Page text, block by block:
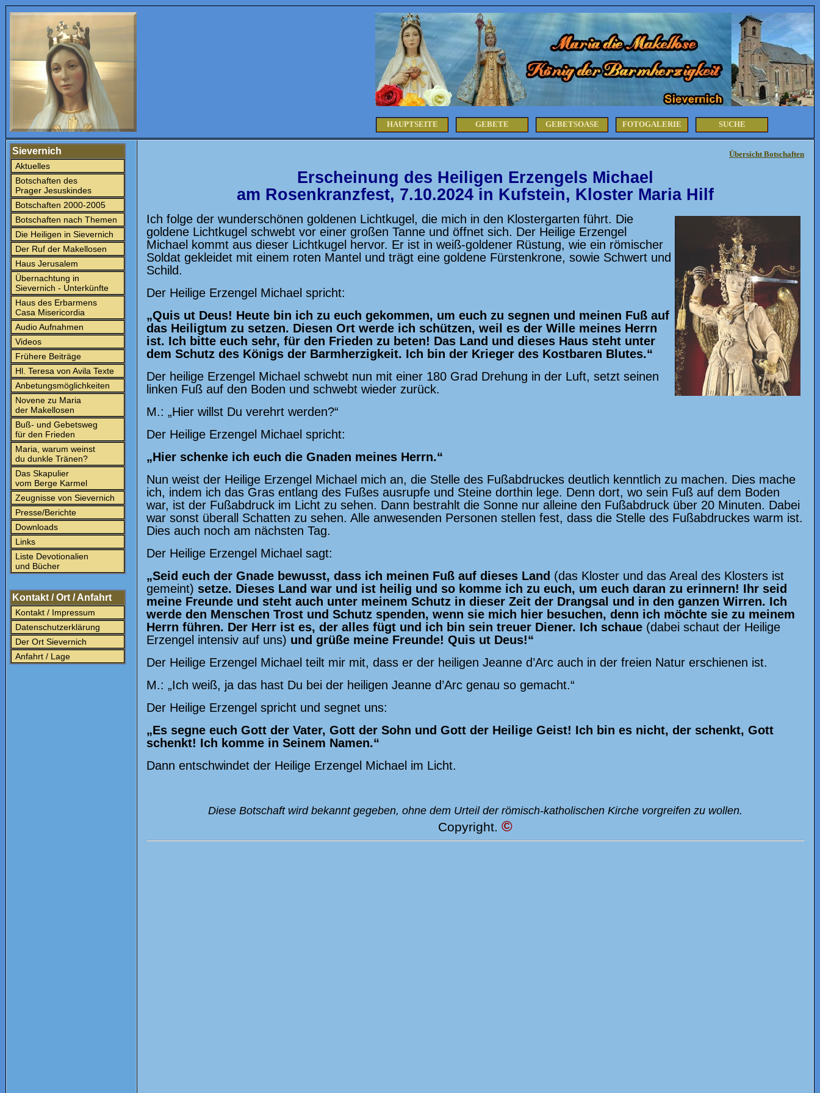
HAUPTSEITE GEBETE GEBETSOASE FOTOGALERIE SUCHE
Sievernich
Aktuelles
Botschaften des
Prager Jesuskindes
Botschaften 2000-2005
Botschaften nach Themen
Die Heiligen in Sievernich
Der Ruf der Makellosen
Haus Jerusalem
Übernachtung in
Sievernich - Unterkünfte
Haus des Erbarmens
Casa Misericordia
Audio Aufnahmen
Videos
Frühere Beiträge
Hl. Teresa von Avila Texte
Anbetungsmöglichkeiten
Novene zu Maria
der Makellosen
Buß- und Gebetsweg
für den Frieden
Maria, warum weinst
du dunkle Tränen?
Das Skapulier
vom Berge Karmel
Zeugnisse von Sievernich
Presse/Berichte
Downloads
Links
Liste Devotionalien
und Bücher
Kontakt / Ort / Anfahrt
Kontakt / Impressum
Datenschutzerklärung
Der Ort Sievernich
Anfahrt / Lage
Übersicht Botschaften
Erscheinung des Heiligen Erzengels Michael
am Rosenkranzfest, 7.10.2024 in Kufstein, Kloster Maria Hilf
Ich folge der wunderschönen goldenen Lichtkugel, die mich in den Klostergarten führt. Die
goldene Lichtkugel schwebt vor einer großen Tanne und öffnet sich. Der Heilige Erzengel
Michael kommt aus dieser Lichtkugel hervor. Er ist in weiß-goldener Rüstung, wie ein römischer
Soldat gekleidet mit einem roten Mantel und trägt eine goldene Fürstenkrone, sowie Schwert und
Schild.
Der Heilige Erzengel Michael spricht:
„Quis ut Deus! Heute bin ich zu euch gekommen, um euch zu segnen und meinen Fuß auf
das Heiligtum zu setzen. Diesen Ort werde ich schützen, weil es der Wille meines Herrn
ist. Ich bitte euch sehr, für den Frieden zu beten! Das Land und dieses Haus steht unter
dem Schutz des Königs der Barmherzigkeit. Ich bin der Krieger des Kostbaren Blutes.“
Der heilige Erzengel Michael schwebt nun mit einer 180 Grad Drehung in der Luft, setzt seinen
linken Fuß auf den Boden und schwebt wieder zurück.
M.: „Hier willst Du verehrt werden?“
Der Heilige Erzengel Michael spricht:
„Hier schenke ich euch die Gnaden meines Herrn.“
Nun weist der Heilige Erzengel Michael mich an, die Stelle des Fußabdruckes deutlich kenntlich zu machen. Dies mache
ich, indem ich das Gras entlang des Fußes ausrupfe und Steine dorthin lege. Denn dort, wo sein Fuß auf dem Boden
war, ist der Fußabdruck im Licht zu sehen. Dann bestrahlt die Sonne nur alleine den Fußabdruck über 20 Minuten. Dabei
war sonst überall Schatten zu sehen. Alle anwesenden Personen stellen fest, dass die Stelle des Fußabdruckes warm ist.
Dies auch noch am nächsten Tag.
Der Heilige Erzengel Michael sagt:
„Seid euch der Gnade bewusst, dass ich meinen Fuß auf dieses Land (das Kloster und das Areal des Klosters ist
gemeint) setze. Dieses Land war und ist heilig und so komme ich zu euch, um euch daran zu erinnern! Ihr seid
meine Freunde und steht auch unter meinem Schutz in dieser Zeit der Drangsal und in den ganzen Wirren. Ich
werde den Menschen Trost und Schutz spenden, wenn sie mich hier besuchen, denn ich möchte sie zu meinem
Herrn führen. Der Herr ist es, der alles fügt und ich bin sein treuer Diener. Ich schaue (dabei schaut der Heilige
Erzengel intensiv auf uns) und grüße meine Freunde! Quis ut Deus!“
Der Heilige Erzengel Michael teilt mir mit, dass er der heiligen Jeanne d’Arc auch in der freien Natur erschienen ist.
M.: „Ich weiß, ja das hast Du bei der heiligen Jeanne d’Arc genau so gemacht.“
Der Heilige Erzengel spricht und segnet uns:
„Es segne euch Gott der Vater, Gott der Sohn und Gott der Heilige Geist! Ich bin es nicht, der schenkt, Gott
schenkt! Ich komme in Seinem Namen.“
Dann entschwindet der Heilige Erzengel Michael im Licht.
Diese Botschaft wird bekannt gegeben, ohne dem Urteil der römisch-katholischen Kirche vorgreifen zu wollen.
Copyright. ©